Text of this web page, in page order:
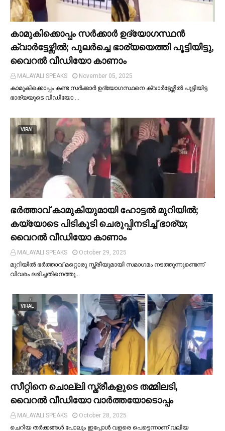
കാമുകിക്കൊപ്പം സര്‍ക്കാര്‍ ഉദ്യോഗസ്ഥൻ
ക്വാര്‍ട്ടേഴ്സില്‍; പുലര്‍ച്ചെ ഭാര്യയെത്തി പൂട്ടിയിട്ടു,
വൈറല്‍ വീഡിയോ കാണാം
MALAYALI SPEAKS
November 05, 2025
കാമുകിക്കൊപ്പം കണ്ട സർക്കാർ ഉദ്യോഗസ്ഥനെ ക്വാർട്ടേഴ്സില്‍ പൂട്ടിയിട്ട
ഭാര്യയുടെ വീഡിയോ …
VIRAL
ഭര്‍ത്താവ് കാമുകിയുമായി ഹോട്ടല്‍ മുറിയില്‍;
കയ്യോടെ പിടികൂടി ചെരുപ്പിനടിച്ച്‌ ഭാര്യ;
വൈറൽ വീഡിയോ കാണാം
MALAYALI SPEAKS
October 29, 2025
മുറിയില്‍ ഭർത്താവ് മറ്റൊരു സ്ത്രീയുമായി സമാഗമം നടത്തുന്നുണ്ടെന്ന്
വിവരം ലഭിച്ചതിനെത്തു…
VIRAL
സീറ്റിനെ ചൊല്ലി സ്ത്രീകളുടെ തമ്മിലടി,
വൈറല്‍ വീഡിയോ വാർത്തയോടൊപ്പം
MALAYALI SPEAKS
October 28, 2025
ചെറിയ തര്‍ക്കങ്ങള്‍ പോലും ഇപ്പോള്‍ വളരെ പെട്ടെന്നാണ് വലിയ